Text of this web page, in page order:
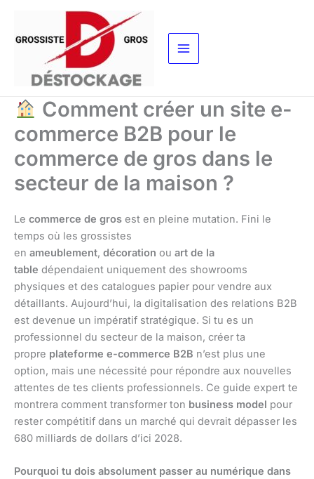
contenu
Comment créer un site e-
commerce B2B pour le
commerce de gros dans le
secteur de la maison ?
Le commerce de gros est en pleine mutation. Fini le
temps où les grossistes
en ameublement, décoration ou art de la
table dépendaient uniquement des showrooms
physiques et des catalogues papier pour vendre aux
détaillants. Aujourd’hui, la digitalisation des relations B2B
est devenue un impératif stratégique. Si tu es un
professionnel du secteur de la maison, créer ta
propre plateforme e-commerce B2B n’est plus une
option, mais une nécessité pour répondre aux nouvelles
attentes de tes clients professionnels. Ce guide expert te
montrera comment transformer ton business model pour
rester compétitif dans un marché qui devrait dépasser les
680 milliards de dollars d’ici 2028.
Pourquoi tu dois absolument passer au numérique dans